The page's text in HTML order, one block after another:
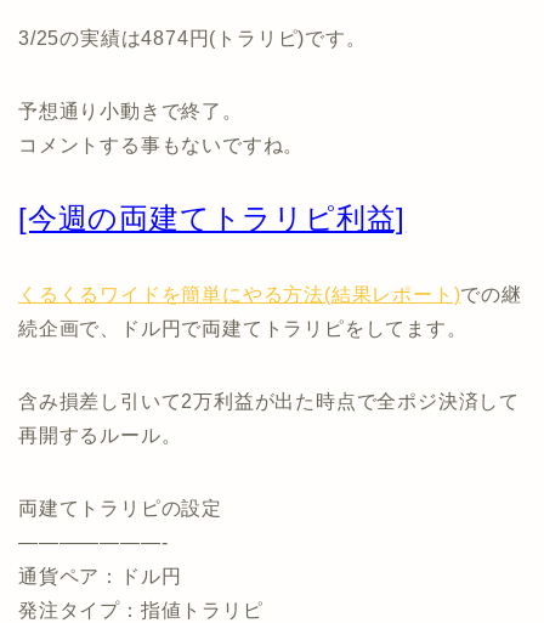
3/25の実績は4874円(トラリピ)です。
予想通り小動きで終了。
コメントする事もないですね。
[今週の両建てトラリピ利益]
くるくるワイドを簡単にやる方法(結果レポート)での継
続企画で、ドル円で両建てトラリピをしてます。
含み損差し引いて2万利益が出た時点で全ポジ決済して
再開するルール。
両建てトラリピの設定
———————-
通貨ペア：ドル円
発注タイプ：指値トラリピ